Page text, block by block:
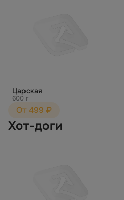
Царская
600 г
От 499 ₽
Хот-доги